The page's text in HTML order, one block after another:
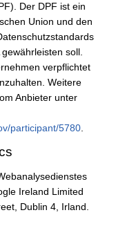
Der DPF ist ein
Union und den
soll.
verpflichtet
Weitere
Anbieter unter
participant/5780.
Ireland Limited
Dublin 4, Irland.